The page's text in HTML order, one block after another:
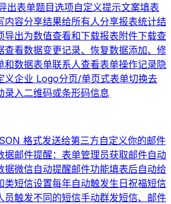
出表单题目选项自定义提示文案填表
内容分享结果给所有人分享报表统计结
导出为数值查看和下载报表附件下载查
查看数据变更记录、恢复数据添加、修
和数据表单联系人查看表单操作记录隐
义企业 Logo分页/单页式表单切换去
录入二维码或条形码信息
格式发送给第三方自定义你的邮件
据邮件提醒：表单管理员获取邮件自动
据微信自动提醒邮件功能填表后自动给
类短信设置每年自动触发生日祝福短信
员触发不同的短信手动群发短信、邮件